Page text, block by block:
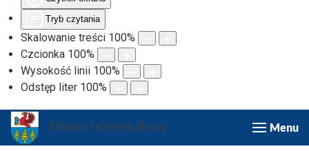
Tryb czytania
Skalowanie treści 100%
Czcionka 100%
Wysokość linii 100%
Odstęp liter 100%
Menu